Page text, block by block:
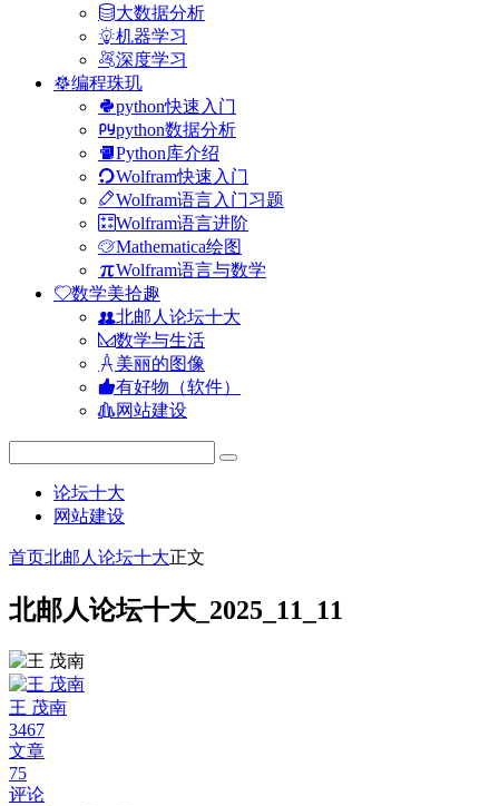
大数据分析
机器学习
深度学习
编程珠玑
python快速入门
python数据分析
Python库介绍
Wolfram快速入门
Wolfram语言入门习题
Wolfram语言进阶
Mathematica绘图
Wolfram语言与数学
数学美拾趣
北邮人论坛十大
数学与生活
美丽的图像
有好物（软件）
网站建设
论坛十大
网站建设
首页北邮人论坛十大正文
北邮人论坛十大_2025_11_11
王 茂南
3467
文章
75
评论